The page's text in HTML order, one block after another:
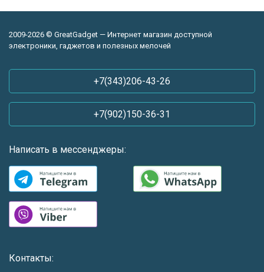
2009-2026 © GreatGadget — Интернет магазин доступной
электроники, гаджетов и полезных мелочей
+7(343)206-43-26
+7(902)150-36-31
Написать в мессенджеры:
Контакты: